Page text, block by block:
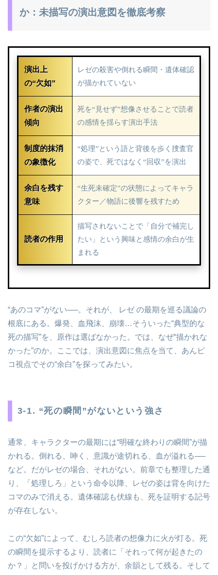
か：未描写の演出意図を徹底考察
演出上
の“欠如”
レゼの殺害や倒れる瞬間・遺体確認
が描かれていない
作者の演出
傾向
死を“見せず”想像させることで読者
の感情を揺らす演出手法
制度的抹消
の象徴化
“処理”という語と背後を歩く捜査官
の姿で、死ではなく“回収”を演出
余白を残す
意味
“生死未確定”の状態によってキャラ
クター／物語に後響を残すため
読者の作用
描写されないことで「自分で補完し
たい」という興味と感情の余白が生
まれる
“あのコマ”がない──。それが、 レゼ の最期を巡る議論の
根底にある。爆発、血飛沫、崩壊…そういった“典型的な
死の描写”を、原作は選ばなかった。では、なぜ“描かれな
かった”のか。ここでは、演出意図に焦点を当て、あんピ
コ視点でその“余白”を探ってみたい。
3‑1. “死の瞬間”がないという強さ
通常、キャラクターの最期には“明確な終わりの瞬間”が描
かれる。倒れる、呻く、意識が途切れる、血が溢れる──
など。だがレゼの場合、それがない。前章でも整理した通
り、「処理しろ」という命令以降、レゼの姿は背を向けた
コマのみで消える。遺体確認も伏線も、死を証明する記号
が存在しない。
この“欠如”によって、むしろ読者の想像力に火が灯る。死
の瞬間を提示するより、読者に「それって何が起きたの
か？」と問いを投げかける方が、余韻として残る。そして